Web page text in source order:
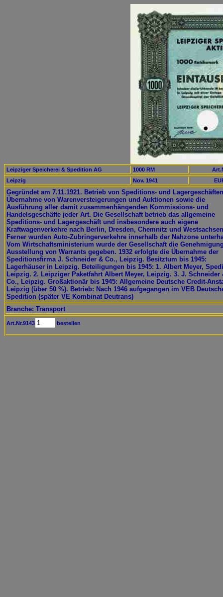
Leipziger Speicherei & Spedition AG 1000 RM
Leipzig
Nov. 1941
Gegründet am 7.11.1921. Betrieb von Speditions- und
Übernahme von Warenversteigerungen und Auktionen sowie die
Ausführung aller damit zusammenhängenden Kommissions- und
Handelsgeschäfte jeder Art. Die Gesellschaft betrieb das allgemeine
Speditions- und Lagergeschäft und insbesondere auch eigene
Kraftwagenverkehre nach Berlin, Dresden, Chemnitz und
Ferner wurden Auto-Zubringerverkehre innerhalb der Nahzone
Vom Wirtschaftsministerium wurde der Gesellschaft die
Ausstellung von Warrants gegeben. 1932 erfolgte die Übernahme der
Speditionsfirma J. Schneider & Co., Leipzig. Besitztum bis 1945:
Lagerhäuser in Leipzig. Beteiligungen bis 1945: 1. Albert Meyer,
Leipzig. 2. Leipziger Paketfahrt Albert Meyer, Leipzig. 3. J. Schneider
Co., Leipzig. Großaktionär bis 1945: Allgemeine Deutsche Credit-
Leipzig (über 50 %). Betrieb: Nach 1946 aufgegangen im VEB
Spedition (später VE Kombinat Deutrans)
Branche: Transport
Art.Nr.9143 bestellen